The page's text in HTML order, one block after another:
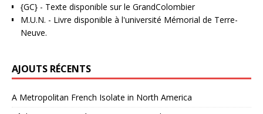
{GC} - Texte disponible sur le GrandColombier
M.U.N. - Livre disponible à l'université Mémorial de Terre-
Neuve.
AJOUTS RÉCENTS
A Metropolitan French Isolate in North America